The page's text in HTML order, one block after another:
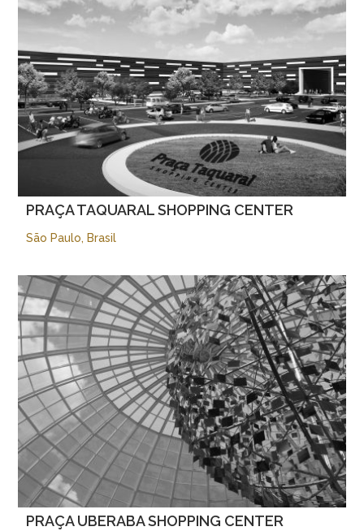
PRAÇA TAQUARAL SHOPPING CENTER
São Paulo, Brasil
PRAÇA UBERABA SHOPPING CENTER